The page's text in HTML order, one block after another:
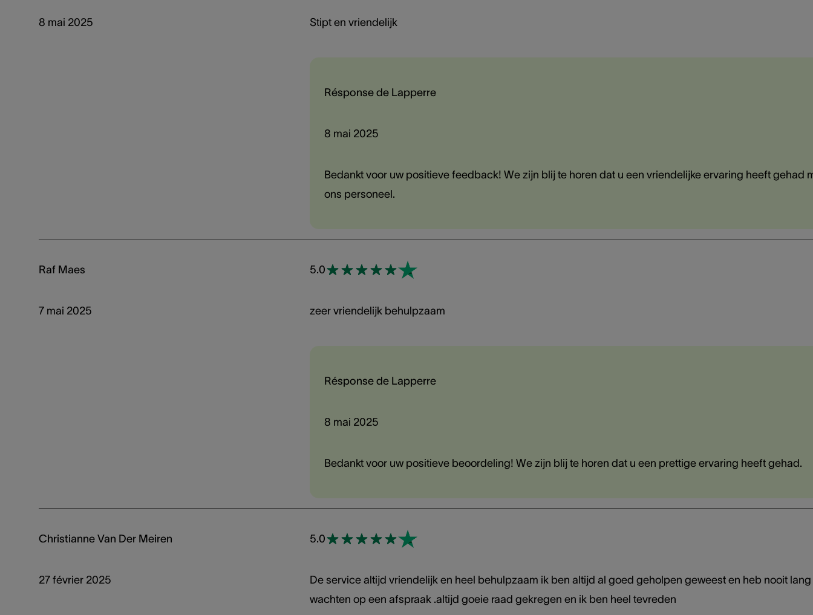
8 mai 2025 Stipt en vriendelijk
Résponse de Lapperre
8 mai 2025
Bedankt voor uw positieve feedback! We zijn blij te horen dat u een vriendelijke ervaring heeft gehad
ons personeel.
Raf Maes
7 mai 2025
5.0
zeer vriendelijk behulpzaam
Résponse de Lapperre
8 mai 2025
Bedankt voor uw positieve beoordeling! We zijn blij te horen dat u een prettige ervaring heeft gehad.
Christianne Van Der Meiren
27 février 2025
5.0
De service altijd vriendelijk en heel behulpzaam ik ben altijd al goed geholpen geweest en heb nooit
wachten op een afspraak .altijd goeie raad gekregen en ik ben heel tevreden